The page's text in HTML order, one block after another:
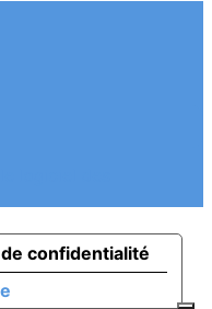
confidentialité